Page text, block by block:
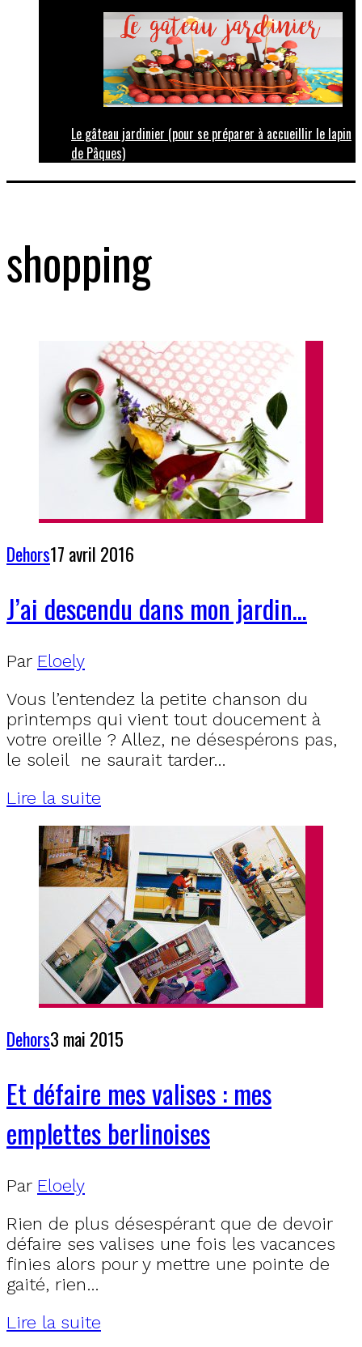
Le gâteau jardinier (pour se préparer à accueillir le lapin
de Pâques)
shopping
Dehors17 avril 2016
J’ai descendu dans mon jardin…
Par Eloely
Vous l’entendez la petite chanson du
printemps qui vient tout doucement à
votre oreille ? Allez, ne désespérons pas,
le soleil ne saurait tarder…
Lire la suite
Dehors3 mai 2015
Et défaire mes valises : mes
emplettes berlinoises
Par Eloely
Rien de plus désespérant que de devoir
défaire ses valises une fois les vacances
finies alors pour y mettre une pointe de
gaité, rien…
Lire la suite